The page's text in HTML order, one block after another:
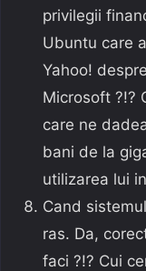
privilegii
Ubuntu care
Yahoo!
Microsoft ?!?
care ne
bani de la
utilizarea lui
Cand
ras. Da,
faci ?!? Cui